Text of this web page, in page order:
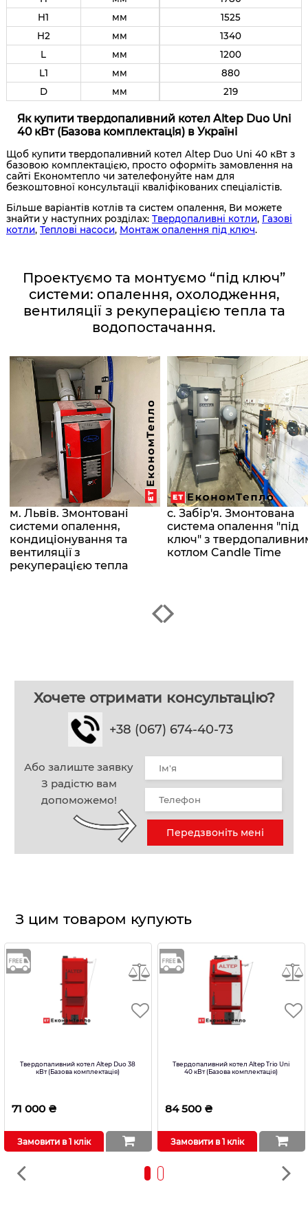
H1
мм
1525
H2
мм
1340
L
мм
1200
L1
мм
880
D
мм 219
Як купити твердопаливний котел Altep Duo Uni
40 кВт (Базова комплектація) в Україні
Щоб купити твердопаливний котел Altep Duo Uni 40 кВт з
базовою комплектацією, просто оформіть замовлення на
сайті Економтепло чи зателефонуйте нам для
безкоштовної консультації кваліфікованих спеціалістів.
Більше варіантів котлів та систем опалення, Ви можете
знайти у наступних розділах: Твердопаливні котли, Газові
котли, Теплові насоси, Монтаж опалення під ключ.
Проектуємо та монтуємо “під ключ”
системи: опалення, охолодження,
вентиляції з рекуперацією тепла та
водопостачання.
м. Львів. Змонтовані
системи опалення,
кондиціонування та
вентиляції з
рекуперацією тепла
с. Забір'я. Змонтована
система опалення "під
ключ" з
котлом Candle Time
Хочете отримати консультацію?
+38 (067) 674-40-73
Або залиште заявку
З радістю вам
допоможемо!
Передзвоніть мені
З цим товаром купують
Твердопаливний котел Altep Duo 38
кВт (Базова комплектація)
71 000 ₴
Замовити в 1 клік
Твердопаливний котел Altep Trio Uni
40 кВт (Базова комплектація)
84 500 ₴
Замовити в 1 клік